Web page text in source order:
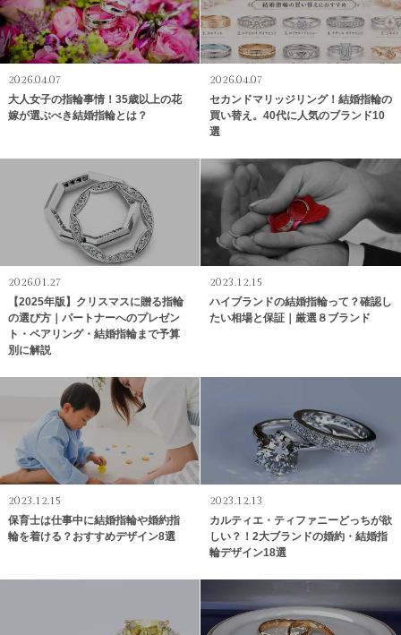
2026.04.07
大人女子の指輪事情！35歳以上の花
嫁が選ぶべき結婚指輪とは？
2026.04.07
セカンドマリッジリング！結婚指輪の
買い替え。40代に人気のブランド10
選
2026.01.27
【2025年版】クリスマスに贈る指輪
の選び方｜パートナーへのプレゼン
ト・ペアリング・結婚指輪まで予算
別に解説
2023.12.15
ハイブランドの結婚指輪って？確認し
たい相場と保証｜厳選８ブランド
2023.12.15
保育士は仕事中に結婚指輪や婚約指
輪を着ける？おすすめデザイン8選
2023.12.13
カルティエ・ティファニーどっちが欲
しい？！2大ブランドの婚約・結婚指
輪デザイン18選